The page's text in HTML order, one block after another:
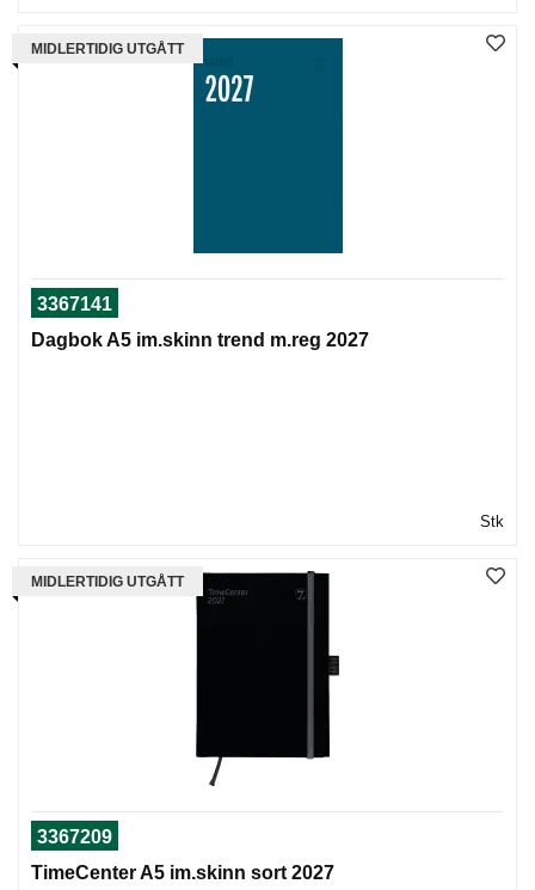
MIDLERTIDIG UTGÅTT
3367141
Dagbok A5 im.skinn trend m.reg 2027
Stk
MIDLERTIDIG UTGÅTT
3367209
TimeCenter A5 im.skinn sort 2027